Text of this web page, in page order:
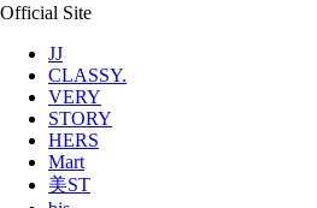
Official Site
JJ
CLASSY.
VERY
STORY
HERS
Mart
美ST